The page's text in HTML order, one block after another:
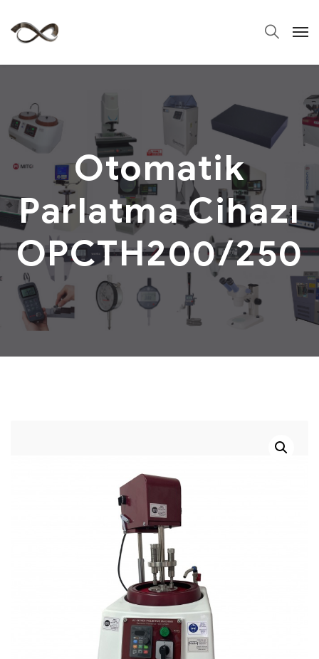
Otomatik
Parlatma Cihazı
OPCTH200/250